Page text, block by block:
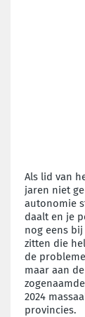
Als lid van
jaren niet
autonomie
daalt en je
nog eens
zitten die
de
maar aan
2024
provincies.